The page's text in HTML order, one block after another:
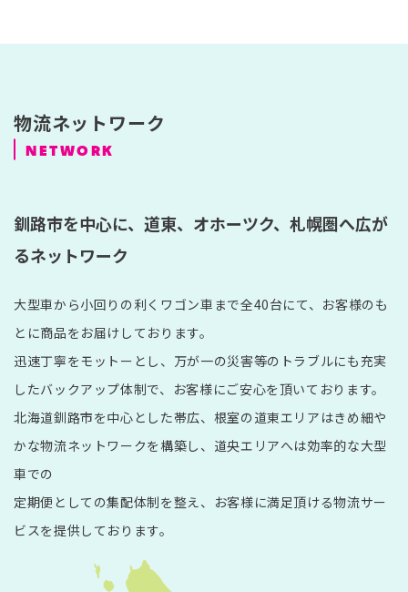
物流ネットワーク
NETWORK
釧路市を中心に、道東、オホーツク、札幌圏へ広が
るネットワーク
大型車から小回りの利くワゴン車まで全40台にて、お客様のも
とに商品をお届けしております。
迅速丁寧をモットーとし、万が一の災害等のトラブルにも充実
したバックアップ体制で、お客様にご安心を頂いております。
北海道釧路市を中心とした帯広、根室の道東エリアはきめ細や
かな物流ネットワークを構築し、道央エリアへは効率的な大型
車での
定期便としての集配体制を整え、お客様に満足頂ける物流サー
ビスを提供しております。